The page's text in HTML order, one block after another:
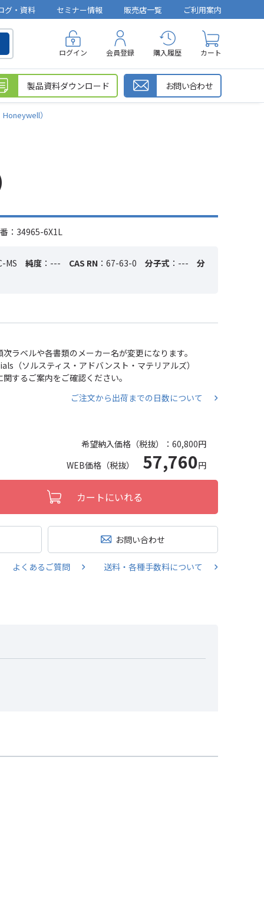
グ・資料 セミナー情報 販売店一覧 ご利用案内
ログイン 会員登録 購入履歴 カート
製品資料ダウンロード お問い合わせ
）
：34965-6X1L
MS 純度 ：--- CAS RN ：67-63-0 分子式 ：--- 分
ラベルや各書類のメーカー名が変更になります。
（ソルスティス・アドバンスト・マテリアルズ）
するご案内をご確認ください。
ご注文から出荷までの日数について
希望納入価格（税抜）： 60,800円
WEB価格（税抜） 57,760円
カートにいれる
お問い合わせ
よくあるご質問 送料・各種手数料について